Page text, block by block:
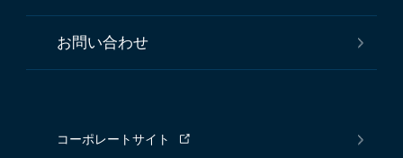
お問い合わせ
コーポレートサイト